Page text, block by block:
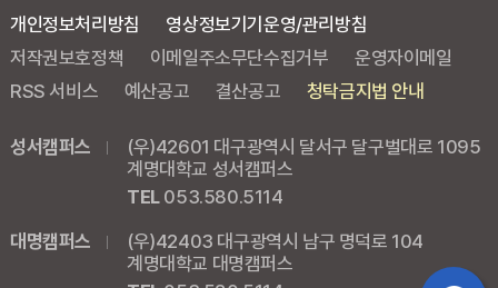
개인정보처리방침
영상정보기기운영/관리방침
저작권보호정책
이메일주소무단수집거부
운영자이메일
RSS 서비스
예산공고 결산공고 청탁금지법 안내
성서캠퍼스
(우)42601 대구광역시 달서구 달구벌대로 1095
계명대학교 성서캠퍼스
TEL053.580.5114
대명캠퍼스
(우)42403 대구광역시 남구 명덕로 104
계명대학교 대명캠퍼스